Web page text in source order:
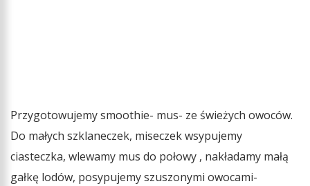
Przygotowujemy smoothie- mus- ze świeżych owoców.
Do małych szklaneczek, miseczek wsypujemy
ciasteczka, wlewamy mus do połowy , nakładamy małą
gałkę lodów, posypujemy szuszonymi owocami-